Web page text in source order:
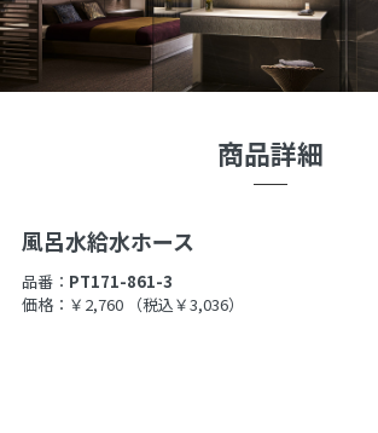
商品詳細
風呂水給水ホース
品番： PT171-861-3
価格：￥2,760
（税込￥3,036）